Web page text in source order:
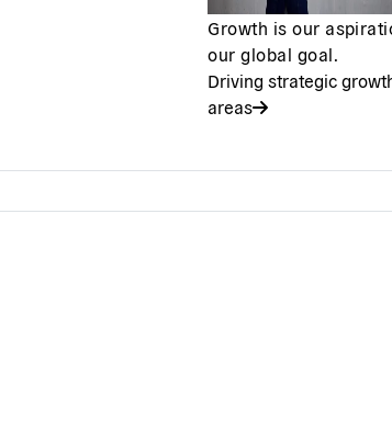
Growth is our
our global goal.
Driving strategic
areas